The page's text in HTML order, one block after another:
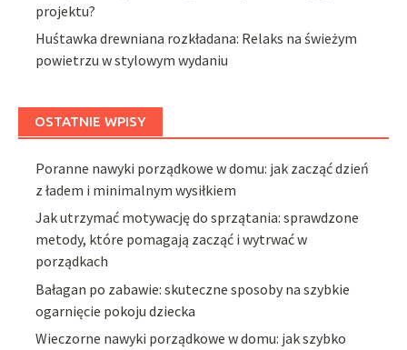
projektu?
Huśtawka drewniana rozkładana: Relaks na świeżym
powietrzu w stylowym wydaniu
OSTATNIE WPISY
Poranne nawyki porządkowe w domu: jak zacząć dzień
z ładem i minimalnym wysiłkiem
Jak utrzymać motywację do sprzątania: sprawdzone
metody, które pomagają zacząć i wytrwać w
porządkach
Bałagan po zabawie: skuteczne sposoby na szybkie
ogarnięcie pokoju dziecka
Wieczorne nawyki porządkowe w domu: jak szybko